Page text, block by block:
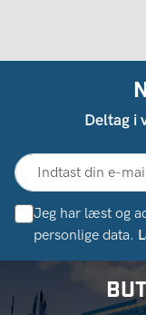
Deltag i
Jeg har læst og
personlige data.